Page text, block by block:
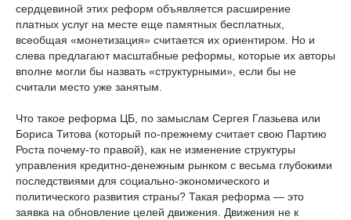
сердцевиной этих реформ объявляется расширение
платных услуг на месте еще памятных бесплатных,
всеобщая «монетизация» считается их ориентиром. Но и
слева предлагают масштабные реформы, которые их авторы
вполне могли бы назвать «структурными», если бы не
считали место уже занятым.
Что такое реформа ЦБ, по замыслам Сергея Глазьева или
Бориса Титова (который по-прежнему считает свою Партию
Роста почему-то правой), как не изменение структуры
управления кредитно-денежным рынком с весьма глубокими
последствиями для социально-экономического и
политического развития страны? Такая реформа — это
заявка на обновление целей движения. Движения не к